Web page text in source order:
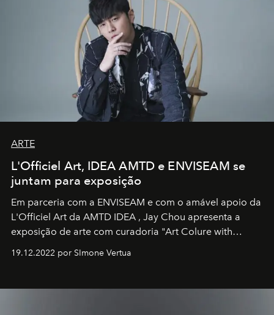
ARTE
L'Officiel Art, IDEA AMTD e ENVISEAM se
juntam para exposição
Em parceria com a ENVISEAM e com o amável apoio da
L'Officiel Art da AMTD IDEA , Jay Chou apresenta a
exposição de arte com curadoria "Art Colure with
19.12.2022 por SImone Vertua